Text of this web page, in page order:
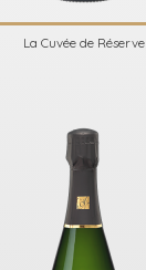
La Cuvée de Réserve